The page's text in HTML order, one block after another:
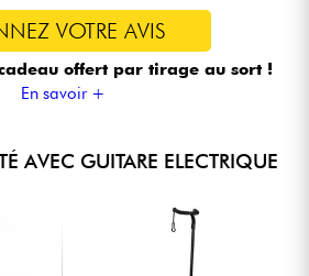
VOTRE AVIS
offert par tirage au sort !
En savoir +
AVEC GUITARE ELECTRIQUE